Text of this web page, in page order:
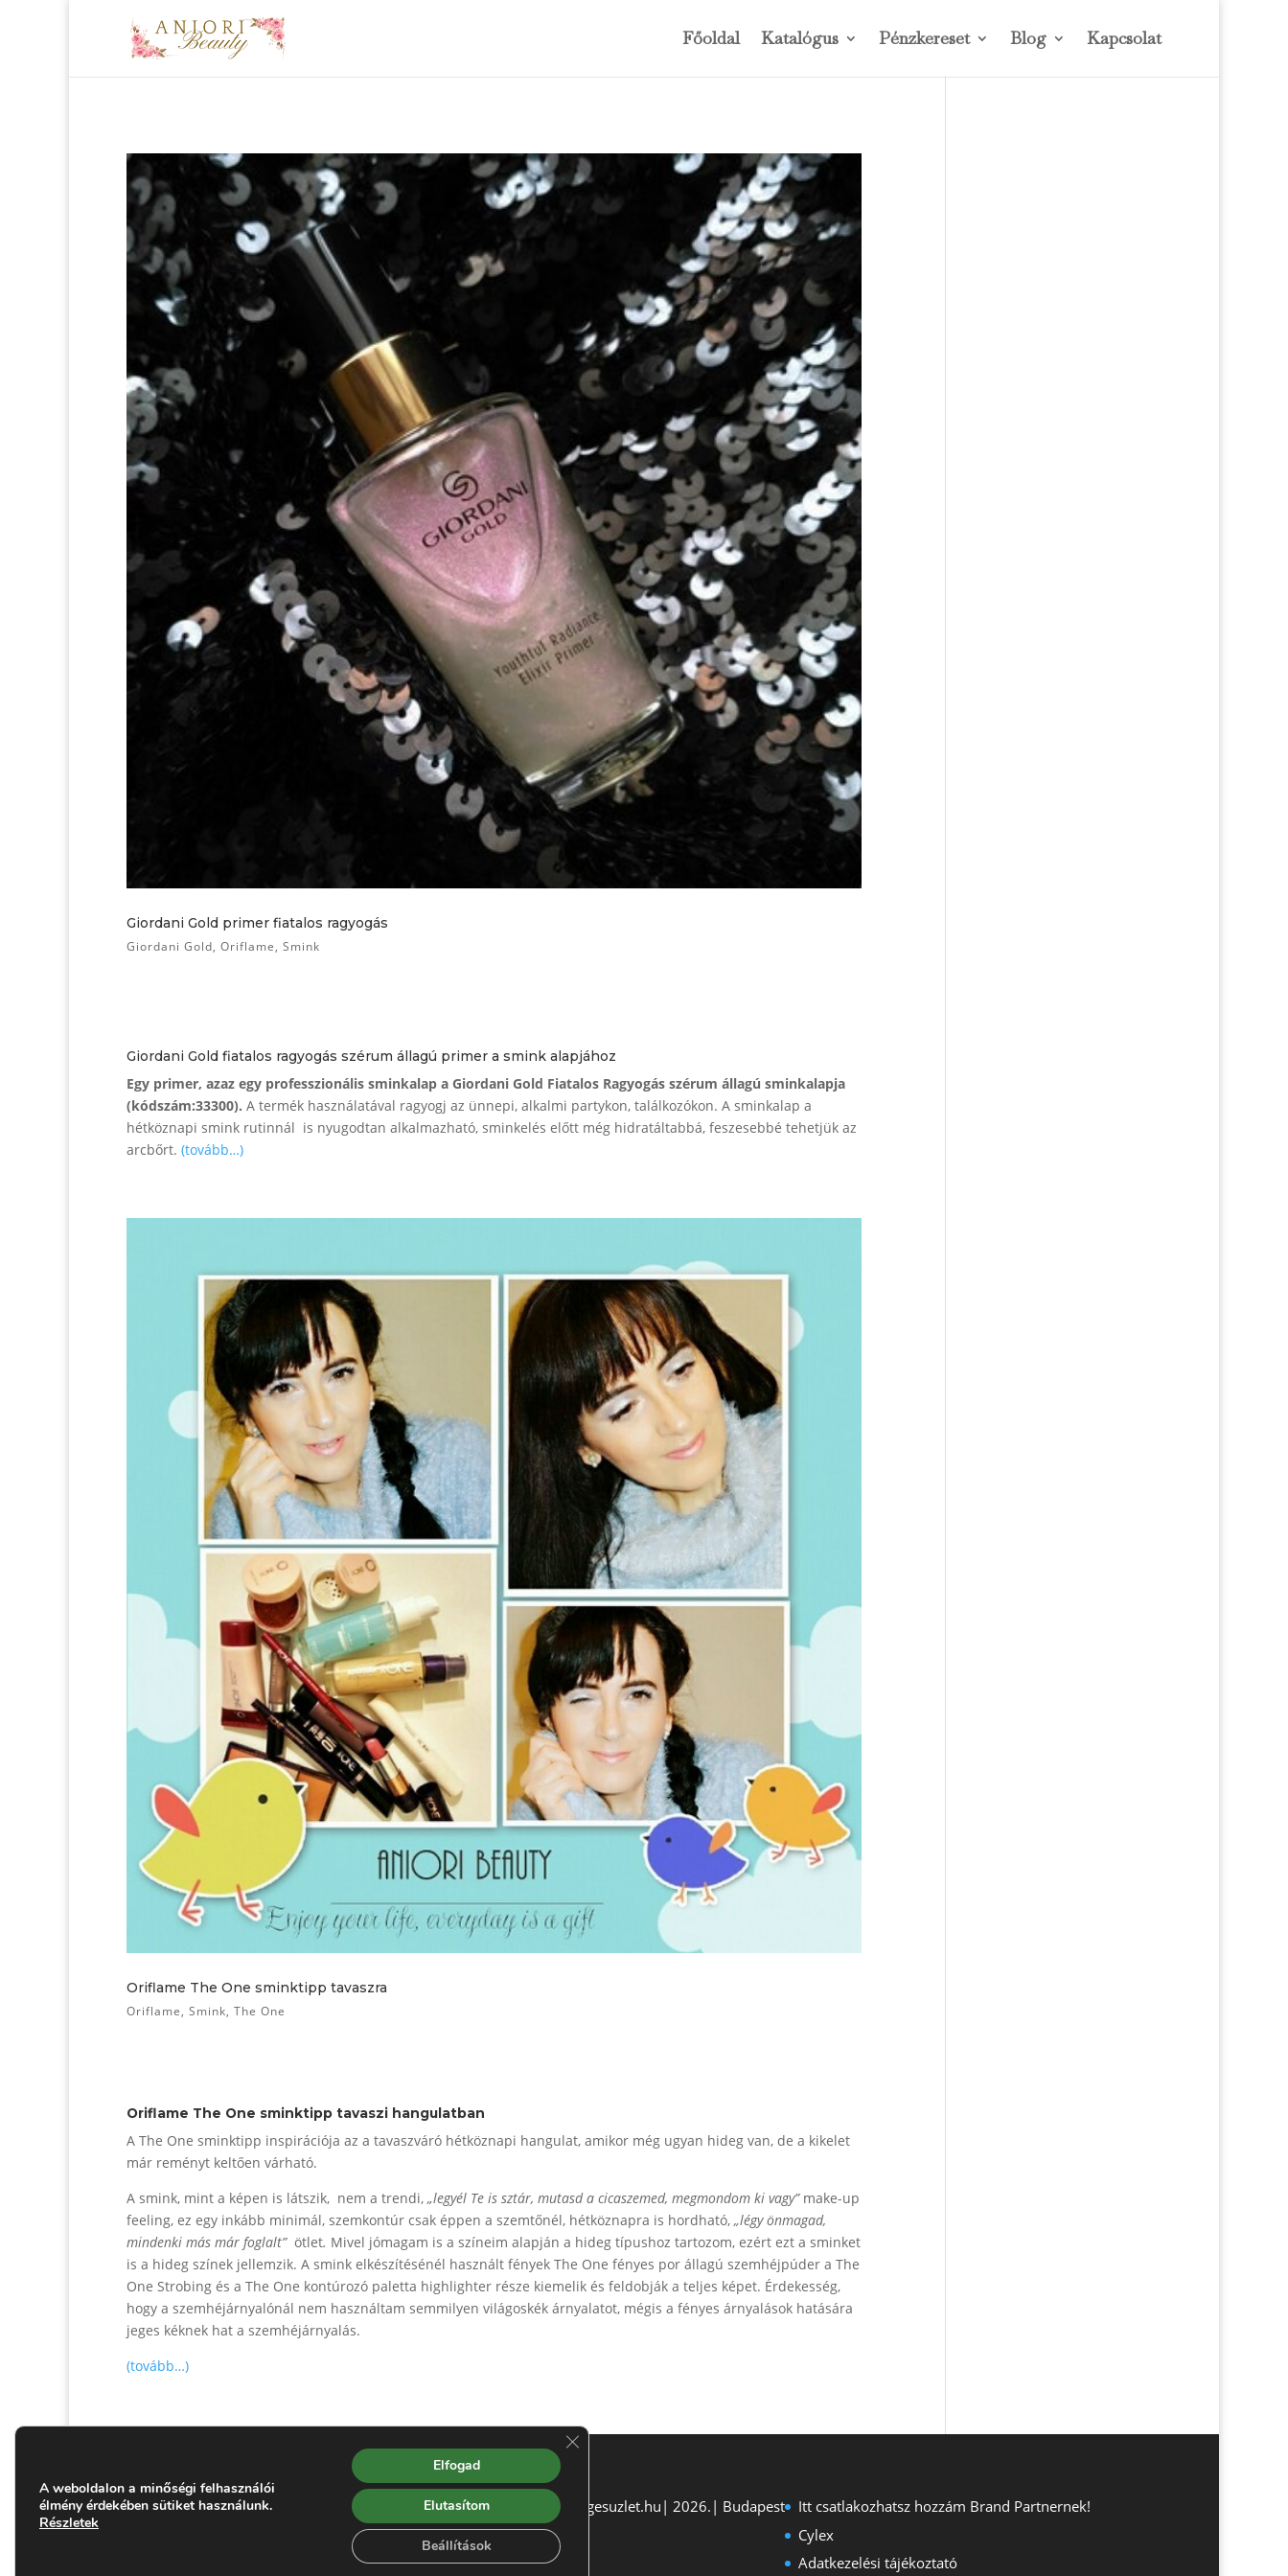
Főoldal Katalógus Pénzkereset Blog Kapcsolat
Giordani Gold primer fiatalos ragyogás
Giordani Gold, Oriflame, Smink
Giordani Gold fiatalos ragyogás szérum állagú primer a smink alapjához
Egy primer, azaz egy professzionális sminkalap a Giordani Gold Fiatalos Ragyogás szérum állagú sminkalapja
(kódszám:33300). A termék használatával ragyogj az ünnepi, alkalmi partykon, találkozókon. A sminkalap a
hétköznapi smink rutinnál is nyugodtan alkalmazható, sminkelés előtt még hidratáltabbá, feszesebbé tehetjük az
arcbőrt. (tovább…)
Oriflame The One sminktipp tavaszra
Oriflame, Smink, The One
Oriflame The One sminktipp tavaszi hangulatban
A The One sminktipp inspirációja az a tavaszváró hétköznapi hangulat, amikor még ugyan hideg van, de a kikelet
már reményt keltően várható.
A smink, mint a képen is látszik, nem a trendi, „legyél Te is sztár, mutasd a cicaszemed, megmondom ki vagy”make-up
feeling, ez egy inkább minimál, szemkontúr csak éppen a szemtőnél, hétköznapra is hordható, „légy önmagad,
mindenki más már foglalt” ötlet. Mivel jómagam is a színeim alapján a hideg típushoz tartozom, ezért ezt a sminket
is a hideg színek jellemzik. A smink elkészítésénél használt fények The One fényes por állagú szemhéjpúder a The
One Strobing és a The One kontúrozó paletta highlighter része kiemelik és feldobják a teljes képet. Érdekesség,
hogy a szemhéjárnyalónál nem használtam semmilyen világoskék árnyalatot, mégis a fényes árnyalások hatására
jeges kéknek hat a szemhéjárnyalás.
(tovább…)
Gyura Anikó- hivatalos Brand Partner Minden jog fenntartva| szepsegesuzlet.hu| 2026.| Budapest
Itt csatlakozhatsz hozzám Brand Partnernek!
Cylex
Adatkezelési tájékoztató
A weboldalon a minőségi felhasználói
élmény érdekében sütiket használunk.
Részletek
Elfogad
Elutasítom
Beállítások
Close GDPR Cookie Banner